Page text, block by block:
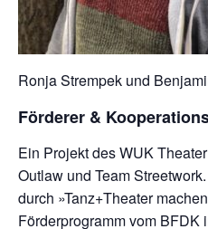
Ronja Strempek und
Förderer &
Ein Projekt des WUK
Outlaw und Team
durch »Tanz+Theater
Förderprogramm vom BFDK